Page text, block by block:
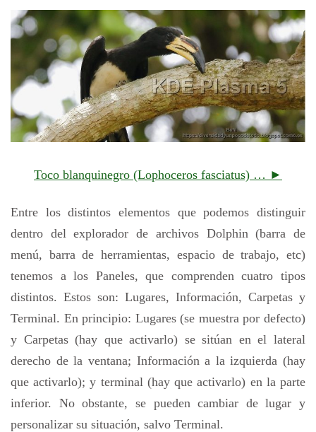
Toco blanquinegro (Lophoceros fasciatus) … ►
Entre los distintos elementos que podemos distinguir
dentro del explorador de archivos Dolphin (barra de
menú, barra de herramientas, espacio de trabajo, etc)
tenemos a los Paneles, que comprenden cuatro tipos
distintos. Estos son: Lugares, Información, Carpetas y
Terminal. En principio: Lugares (se muestra por defecto)
y Carpetas (hay que activarlo) se sitúan en el lateral
derecho de la ventana; Información a la izquierda (hay
que activarlo); y terminal (hay que activarlo) en la parte
inferior. No obstante, se pueden cambiar de lugar y
personalizar su situación, salvo Terminal.